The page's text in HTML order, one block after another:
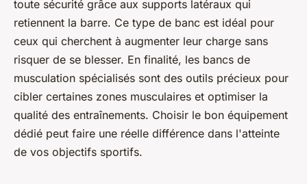
toute sécurité grâce aux supports latéraux qui
retiennent la barre. Ce type de banc est idéal pour
ceux qui cherchent à augmenter leur charge sans
risquer de se blesser. En finalité, les bancs de
musculation spécialisés sont des outils précieux pour
cibler certaines zones musculaires et optimiser la
qualité des entraînements. Choisir le bon équipement
dédié peut faire une réelle différence dans l'atteinte
de vos objectifs sportifs.